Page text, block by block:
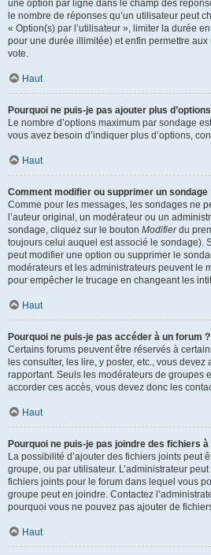
une option par ligne dans le champ des
le nombre de réponses qu’un utilisateur peut
« Option(s) par l’utilisateur », limiter la durée
pour une durée illimitée) et enfin permettre
vote.
Haut
Pourquoi ne puis-je pas ajouter plus
Le nombre d’options maximum par sondage
vous avez besoin d’indiquer plus d’options,
Haut
Comment modifier ou supprimer un sondage
Comme pour les messages, les sondages ne
l’auteur original, un modérateur ou un
sondage, cliquez sur le bouton Modifierdu
toujours celui auquel est associé le sondage).
peut modifier une option ou supprimer le
modérateurs et les administrateurs peuvent le
pour empêcher le trucage en changeant les
Haut
Pourquoi ne puis-je pas accéder à un forum ?
Certains forums peuvent être réservés à
les consulter, les lire, y poster, etc., vous devez
rapportant. Seuls les modérateurs de groupes
accorder ces accès, vous devez donc les
Haut
Pourquoi ne puis-je pas joindre des fichiers
La possibilité d’ajouter des fichiers joints peut
groupe, ou par utilisateur. L’administrateur
fichiers joints pour le forum dans lequel vous
groupe peut en joindre. Contactez
pourquoi vous ne pouvez pas ajouter de
Haut